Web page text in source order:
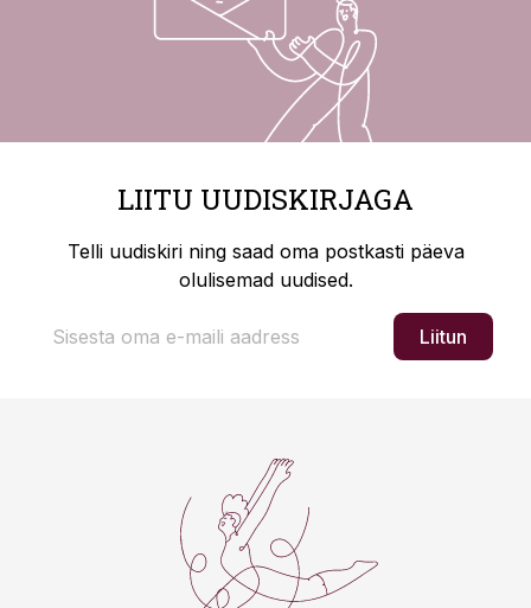
LIITU UUDISKIRJAGA
Telli uudiskiri ning saad oma postkasti päeva
olulisemad uudised.
Liitun